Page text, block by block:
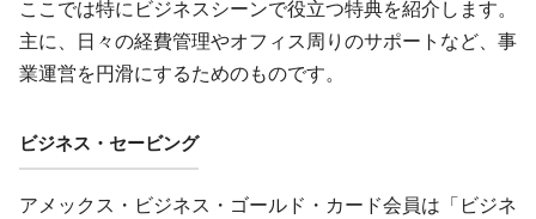
ここでは特にビジネスシーンで役立つ特典を紹介します。
主に、日々の経費管理やオフィス周りのサポートなど、事
業運営を円滑にするためのものです。
ビジネス・セービング
アメックス・ビジネス・ゴールド・カード会員は「ビジネ